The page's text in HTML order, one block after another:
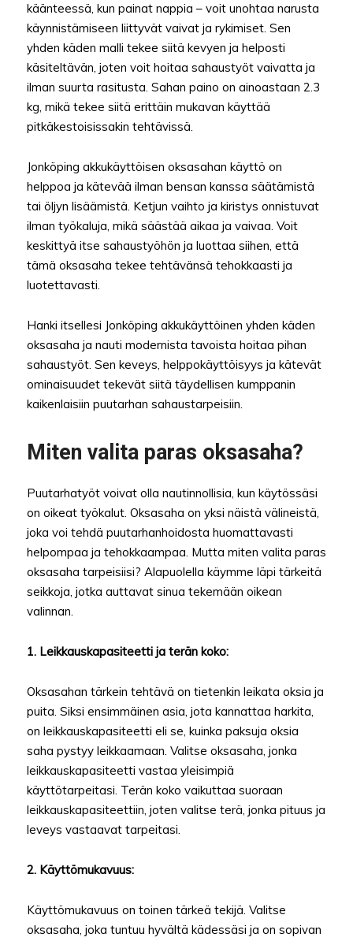
käänteessä, kun painat nappia – voit unohtaa narusta
käynnistämiseen liittyvät vaivat ja rykimiset. Sen
yhden käden malli tekee siitä kevyen ja helposti
käsiteltävän, joten voit hoitaa sahaustyöt vaivatta ja
ilman suurta rasitusta. Sahan paino on ainoastaan 2.3
kg, mikä tekee siitä erittäin mukavan käyttää
pitkäkestoisissakin tehtävissä.
Jonköping akkukäyttöisen oksasahan käyttö on
helppoa ja kätevää ilman bensan kanssa säätämistä
tai öljyn lisäämistä. Ketjun vaihto ja kiristys onnistuvat
ilman työkaluja, mikä säästää aikaa ja vaivaa. Voit
keskittyä itse sahaustyöhön ja luottaa siihen, että
tämä oksasaha tekee tehtävänsä tehokkaasti ja
luotettavasti.
Hanki itsellesi Jonköping akkukäyttöinen yhden käden
oksasaha ja nauti modernista tavoista hoitaa pihan
sahaustyöt. Sen keveys, helppokäyttöisyys ja kätevät
ominaisuudet tekevät siitä täydellisen kumppanin
kaikenlaisiin puutarhan sahaustarpeisiin.
Miten valita paras oksasaha?
Puutarhatyöt voivat olla nautinnollisia, kun käytössäsi
on oikeat työkalut. Oksasaha on yksi näistä välineistä,
joka voi tehdä puutarhanhoidosta huomattavasti
helpompaa ja tehokkaampaa. Mutta miten valita paras
oksasaha tarpeisiisi? Alapuolella käymme läpi tärkeitä
seikkoja, jotka auttavat sinua tekemään oikean
valinnan.
1. Leikkauskapasiteetti ja terän koko:
Oksasahan tärkein tehtävä on tietenkin leikata oksia ja
puita. Siksi ensimmäinen asia, jota kannattaa harkita,
on leikkauskapasiteetti eli se, kuinka paksuja oksia
saha pystyy leikkaamaan. Valitse oksasaha, jonka
leikkauskapasiteetti vastaa yleisimpiä
käyttötarpeitasi. Terän koko vaikuttaa suoraan
leikkauskapasiteettiin, joten valitse terä, jonka pituus ja
leveys vastaavat tarpeitasi.
2. Käyttömukavuus:
Käyttömukavuus on toinen tärkeä tekijä. Valitse
oksasaha, joka tuntuu hyvältä kädessäsi ja on sopivan